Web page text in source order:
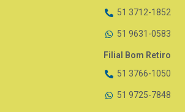
51 3712-1852
51 9631-0583
Filial Bom Retiro
51 3766-1050
51 9725-7848